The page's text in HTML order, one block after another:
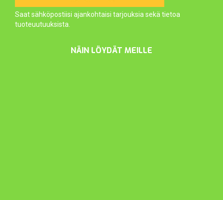
Saat sähköpostiisi ajankohtaisi tarjouksia sekä tietoa
tuoteuutuuksista.
NÄIN LÖYDÄT MEILLE